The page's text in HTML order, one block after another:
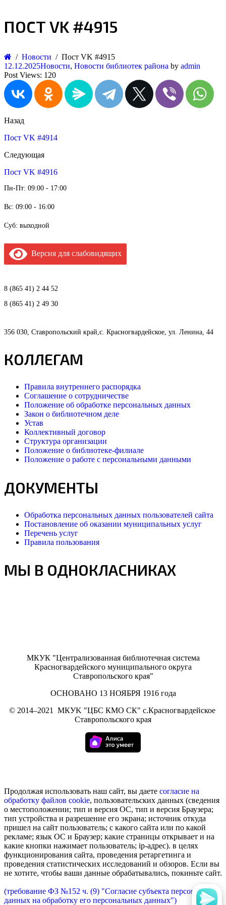
ПОСТ VK #4915
Новости
Пост VK #4915
12.12.2025Новости, Новости библиотек района by admin
Post Views: 120
Назад
Пост VK #4914
Следующая
Пост VK #4916
Пн-Пт: 09:00 - 17:00
Вс: 09:00 - 16:00
Суб: выходной
Версия для слабовидящих
8 (865 41) 2 44 52
8 (865 41) 2 49 30
356 030, Ставропольский край,с. Красногвардейское, ул. Ленина, 44
КОЛЛЕГАМ
Правила внутреннего распорядка
Соглашение о сотрудничестве
Положение об обработке персональных данных
Закон о библиотечном деле
Устав
Коллективный договор
Структура организации
Положение о библиотеке-филиале
Положение о работе с персональными данными
ДОКУМЕНТЫ
Обработка персональных данных пользователей сайта
Постановление об оказании муниципальных услуг
Перечень услуг
Правила пользования
МЫ В ОДНОКЛАСНИКАХ
МКУК "Централизованная библиотечная система
Красногвардейского муниципального округа
Ставропольского края"
ОСНОВАНО 13 НОЯБРЯ 1916 года
© 2014–2021
МКУK "ЦБС КМО СК" с.Красногвардейское
Ставропольского края
Продолжая использовать наш сайт, вы даете согласие на
обработку файлов cookie, пользовательских данных (сведения
о местоположении; тип и версия ОС, тип и версия Браузера;
тип устройства и разрешение его экрана; источник откуда
пришел на сайт пользователь; с какого сайта или по какой
рекламе; язык ОС и Браузер; какие страницы открывает и на
какие кнопки нажимает пользователь; ip-адрес). в целях
функционирования сайта, проведения ретаргетинга и
проведения статистических исследований и обзоров. Если вы
не хотите, чтобы ваши данные обрабатывались, покиньте сайт.
(требование ФЗ №152 ч. (9) "Согласие субъекта персональных
данных на обработку его персональных данных")